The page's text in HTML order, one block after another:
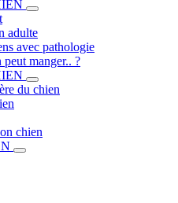
adulte
avec pathologie
manger.. ?
du chien
chien